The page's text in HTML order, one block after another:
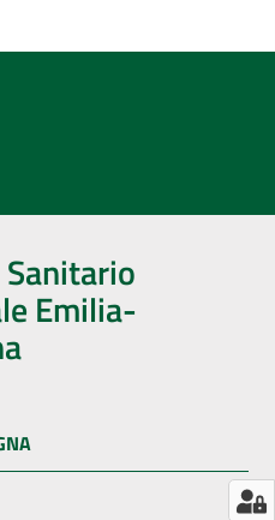
Emilia-